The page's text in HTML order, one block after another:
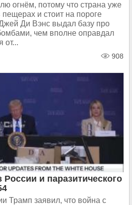
огнём, потому что страна уже
и стоит на пороге
Ди Вэнс выдал базу про
чем вполне оправдал
от...
908
и паразитического
Трамп заявил, что война с